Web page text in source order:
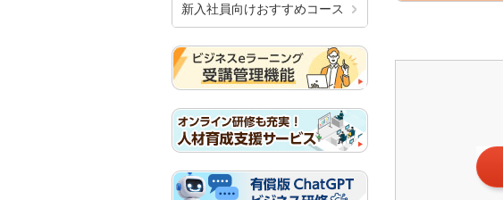
新入社員向けおすすめコース